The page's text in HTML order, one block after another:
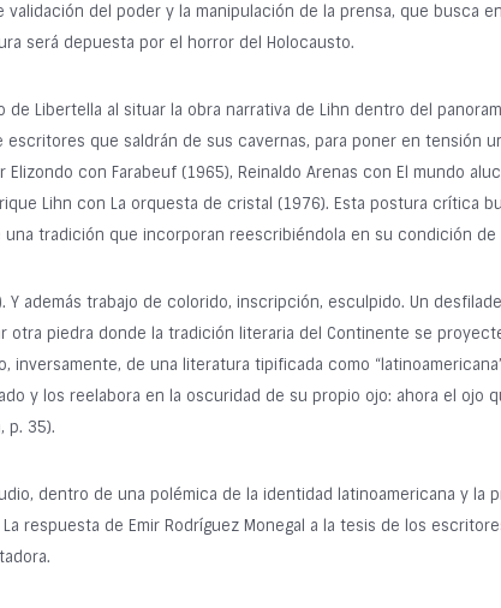
del poder y la manipulación de la prensa, que busca
será depuesta por el horror del Holocausto.
Libertella al situar la obra narrativa de Lihn dentro del
que saldrán de sus cavernas, para poner en tensión
con Farabeuf (1965), Reinaldo Arenas con El mundo
Lihn con La orquesta de cristal (1976). Esta postura crítica
tradición que incorporan reescribiéndola en su condición de
Y además trabajo de colorido, inscripción, esculpido. Un
otra piedra donde la tradición literaria del Continente se
inversamente, de una literatura tipificada como
y los reelabora en la oscuridad de su propio ojo: ahora el
p. 35).
dentro de una polémica de la identidad latinoamericana y
respuesta de Emir Rodríguez Monegal a la tesis de los